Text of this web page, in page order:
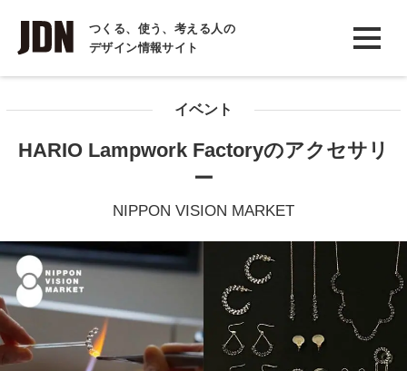
つくる、使う、考える人の
デザイン情報サイト
INTERVIEW
インタビュー
イベント
HARIO Lampwork Factoryのアクセサリ
ー
NIPPON VISION MARKET